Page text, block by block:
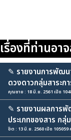
เรื่องที่ท่านอา
✎ รายงานการพัฒน
ดวงดาวกลุ่มสาระก
คุณชาย : 18 มิ.ย. 2561 เปิด
✎ รายงานผลการพั
ประเภทของสาร กลุ่
ชิต : 13 มิ.ย. 2560 เปิด 105059